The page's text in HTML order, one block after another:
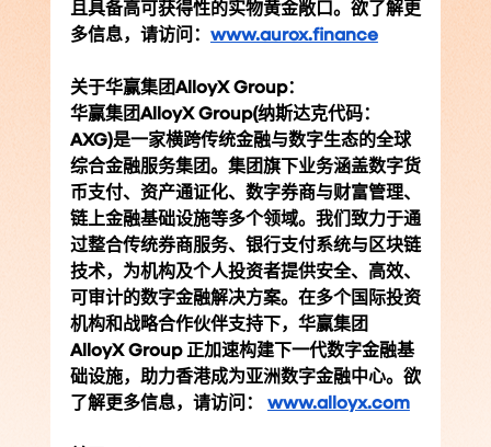
且具备高可获得性的实物黄金敞口。欲了解更
多信息，请访问： www.aurox.finance
关于华赢集团AlloyX Group：
华赢集团AlloyX Group(纳斯达克代码：
AXG)是一家横跨传统金融与数字生态的全球
综合金融服务集团。集团旗下业务涵盖数字货
币支付、资产通证化、数字券商与财富管理、
链上金融基础设施等多个领域。我们致力于通
过整合传统券商服务、银行支付系统与区块链
技术，为机构及个人投资者提供安全、高效、
可审计的数字金融解决方案。在多个国际投资
机构和战略合作伙伴支持下，华赢集团
AlloyX Group 正加速构建下一代数字金融基
础设施，助力香港成为亚洲数字金融中心。欲
了解更多信息，请访问： www.alloyx.com